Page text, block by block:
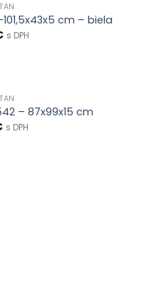
cm – biela
s DPH
– 87x99x15 cm
s DPH